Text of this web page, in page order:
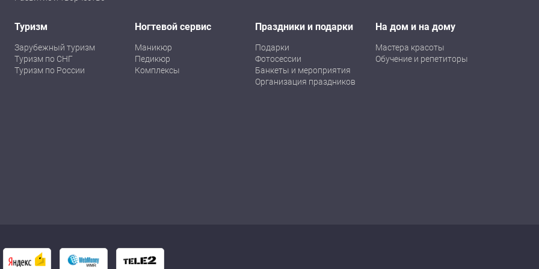
Туризм
Зарубежный туризм
Туризм по СНГ
Туризм по России
Ногтевой сервис
Маникюр
Педикюр
Комплексы
Праздники и подарки
Подарки
Фотосессии
Банкеты и мероприятия
Организация праздников
На дом и на дому
Мастера красоты
Обучение и репетиторы